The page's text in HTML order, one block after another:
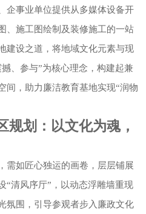
企事业单位提供从多媒体设备开
、施工图绘制及装修施工的一站
建设之道，将地域文化元素与现
、参与”为核心理念，构建起兼
间，助力廉洁教育基地实现“润物
规划：以文化为魂，
需如匠心独运的画卷，层层铺展
“清风序厅”，以动态浮雕墙重现
氛围，引导参观者步入廉政文化